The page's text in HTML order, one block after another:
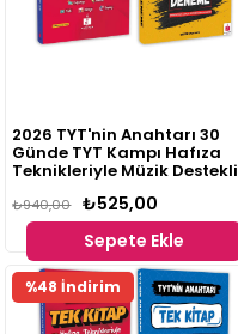
2026 TYT'nin Anahtarı 30
Günde TYT Kampı Hafıza
Teknikleriyle Müzik Destekli
₺525,00
₺940,00
Sepete Ekle
%48 İndirim